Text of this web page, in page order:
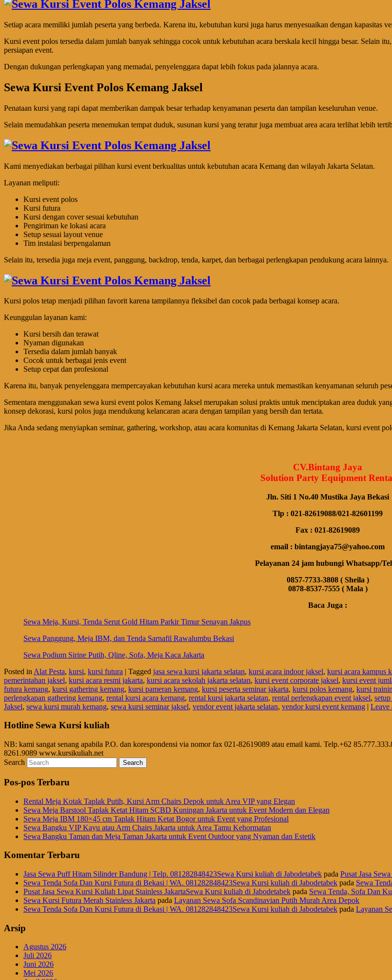
Setiap acara memiliki jumlah peserta yang berbeda. Karena itu, kebutuhan kursi juga harus menyesuaikan dengan kapasitas
Kursi event polos tersedia dalam jumlah banyak sehingga cocok untuk kebutuhan acara berskala kecil hingga besar. Selain
persiapan event.
Dengan dukungan perlengkapan yang memadai, penyelenggara dapat lebih fokus pada jalannya acara.
Sewa Kursi Event Polos Kemang Jaksel
Penataan kursi yang rapi dapat memberikan dampak besar terhadap kenyamanan peserta dan tampilan keseluruhan venue.
Selain memudahkan peserta menemukan tempat duduk, susunan kursi yang teratur juga membuat area acara terlihat lebih
Kami menyediakan berbagai pilihan kursi event berkualitas untuk kebutuhan acara Kemang dan wilayah Jakarta Selatan.
Layanan meliputi:
Kursi event polos
Kursi futura
Kursi dengan cover sesuai kebutuhan
Pengiriman ke lokasi acara
Setup sesuai layout venue
Tim instalasi berpengalaman
Selain itu, tersedia juga meja event, panggung, backdrop, tenda, karpet, dan berbagai perlengkapan pendukung acara lainnya.
Kursi polos tetap menjadi pilihan favorit karena tampilannya fleksibel dan cocok pada berbagai konsep acara.
Keunggulan layanan kami:
Kursi bersih dan terawat
Nyaman digunakan
Tersedia dalam jumlah banyak
Cocok untuk berbagai jenis event
Setup cepat dan profesional
Karena itu, banyak penyelenggara mempercayakan kebutuhan kursi acara mereka untuk memastikan kenyamanan seluruh
Sementara menggunakan sewa kursi event polos Kemang Jaksel merupakan solusi praktis untuk menciptakan area duduk
konsep dekorasi, kursi polos juga mendukung kelancaran acara dengan tampilan yang bersih dan tertata.
Jika Anda sedang menyiapkan seminar, gathering, workshop, atau acara komunitas di Kemang Jakarta Selatan, kursi event
CV.Bintang Jaya
Solution Party Equipment
Jln. Siti 1 No.40 Mustika Jaya Bekasi
Tlp : 021-82619088/021-82601199
Fax : 021-82619089
email : bintangjaya75@yahoo.com
Pelayanan 24 jam hubungi Whatsapp/
0857-7733-3808 ( Sheila )
0878-8537-7555 ( Mala )
Baca Juga :
Sewa Meja, Kursi, Tenda Serut Gold Hitam Parkir Timur Senayan Jakpus
Sewa Panggung, Meja IBM, dan Tenda Sarnafil Rawalumbu Bekasi
Sewa Podium Sirine Putih, Qline, Sofa, Meja Kaca Jakarta
Posted in Alat Pesta, kursi, kursi futura | Tagged jasa sewa kursi jakarta selatan, kursi acara indoor jaksel, kursi acara kampus
pemerintahan jaksel, kursi acara resmi jakarta, kursi acara sekolah jakarta selatan, kursi event corporate jaksel, kursi event
futura kemang, kursi gathering kemang, kursi pameran kemang, kursi peserta seminar jakarta, kursi polos kemang, kursi
perlengkapan gathering kemang, rental kursi acara kemang, rental kursi jakarta selatan, rental perlengkapan event jaksel,
Jaksel, sewa kursi murah kemang, sewa kursi seminar jaksel, vendor event jakarta selatan, vendor kursi event kemang | Leave
Hotline Sewa Kursi kuliah
NB: kami sangat senang apabila P.O. dan korespondensi via nomor fax 021-82619089 atau email kami. Telp.+62
8261.9089 www.kursikuliah.net
Search
Pos-pos Terbaru
Rental Meja Kotak Taplak Putih, Kursi Arm Chairs Depok untuk Area VIP yang Elegan
Sewa Meja Barstool Taplak Ketat Hitam SCBD Kuningan Jakarta untuk Event Modern dan Elegan
Sewa Meja IBM 180×45 cm Taplak Hitam Ketat Bogor untuk Event yang Profesional
Sewa Bangku VIP Kayu atau Arm Chairs Jakarta untuk Area Tamu Kehormatan
Sewa Bangku Taman dan Meja Taman Jakarta untuk Event Outdoor yang Nyaman dan Estetik
Komentar Terbaru
Jasa Sewa Puff Hitam Silinder Bandung | Telp. 081282848423Sewa Kursi kuliah di Jabodetabek pada Pusat Jasa
Sewa Tenda Sofa Dan Kursi Futura di Bekasi | WA. 081282848423Sewa Kursi kuliah di Jabodetabek pada Sewa
Pusat Jasa Sewa Kursi Kuliah Lipat Stainless JakartaSewa Kursi kuliah di Jabodetabek pada Sewa Tenda, Sofa Dan
Sewa Kursi Futura Merah Stainless Jakarta pada Layanan Sewa Sofa Scandinavian Putih Murah Area Depok
Sewa Tenda Sofa Dan Kursi Futura di Bekasi | WA. 081282848423Sewa Kursi kuliah di Jabodetabek pada Layanan
Arsip
Agustus 2026
Juli 2026
Juni 2026
Mei 2026